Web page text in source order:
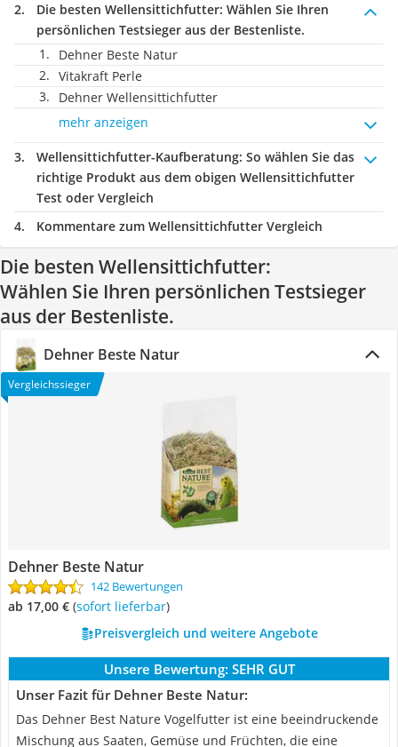
Die besten Wellensittichfutter: Wählen Sie Ihren
persönlichen Testsieger aus der Bestenliste.
Dehner Beste Natur
Vitakraft Perle
Dehner Wellensittichfutter
mehr anzeigen
Wellensittichfutter-Kaufberatung: So wählen Sie das
richtige Produkt aus dem obigen Wellensittichfutter
Test oder Vergleich
Kommentare zum Wellensittichfutter Vergleich
Die besten Wellensittichfutter:
Wählen Sie Ihren persönlichen Testsieger
aus der Bestenliste.
Dehner Beste Natur
Vergleichssieger
Dehner Beste Natur
142 Bewertungen
ab 17,00 € ( Sofort lieferbar)
Preisvergleich und weitere Angebote
Unsere Bewertung: SEHR GUT
Unser Fazit für Dehner Beste Natur:
Das Dehner Best Nature Vogelfutter ist eine beeindruckende
Mischung aus Saaten, Gemüse und Früchten, die eine